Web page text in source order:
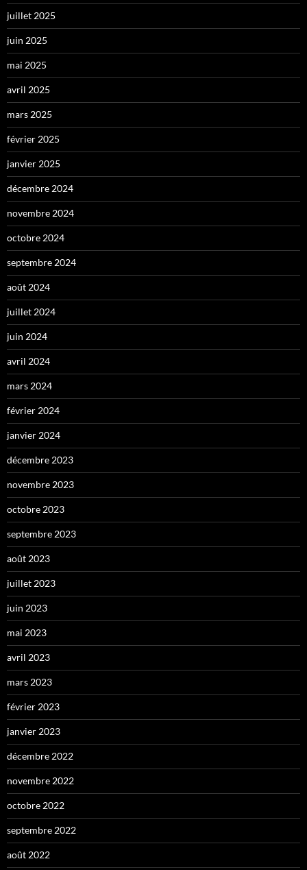
juillet 2025
juin 2025
mai 2025
avril 2025
mars 2025
février 2025
janvier 2025
décembre 2024
novembre 2024
octobre 2024
septembre 2024
août 2024
juillet 2024
juin 2024
avril 2024
mars 2024
février 2024
janvier 2024
décembre 2023
novembre 2023
octobre 2023
septembre 2023
août 2023
juillet 2023
juin 2023
mai 2023
avril 2023
mars 2023
février 2023
janvier 2023
décembre 2022
novembre 2022
octobre 2022
septembre 2022
août 2022